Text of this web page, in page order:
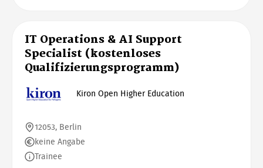
IT Operations & AI Support
Specialist (kostenloses
Qualifizierungsprogramm)
Kiron Open Higher Education
12053, Berlin
keine Angabe
Trainee